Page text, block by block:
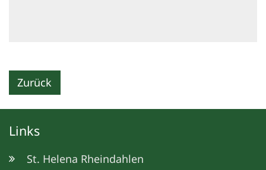
Zurück
Links
St. Helena Rheindahlen